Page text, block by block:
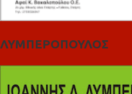
ΛΥΜΠΕΡΟΠΟΥΛΟΣ